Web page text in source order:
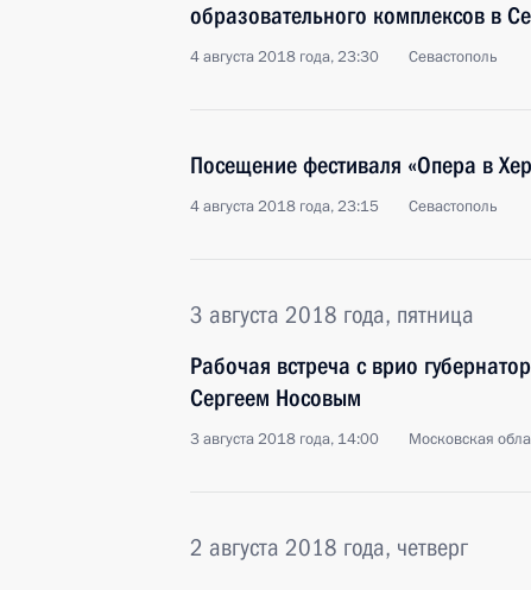
образовательного комплексов в
4 августа 2018 года, 23:30 Севастополь
Посещение фестиваля «Опера в
4 августа 2018 года, 23:15 Севастополь
3 августа 2018 года, пятница
Рабочая встреча с врио
Сергеем Носовым
3 августа 2018 года, 14:00 Московская
2 августа 2018 года, четверг